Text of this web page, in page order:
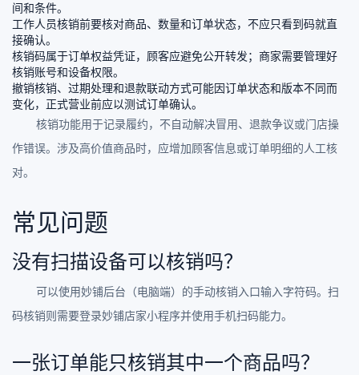
间和条件。
工作人员核销前要核对商品、数量和订单状态，不应只看到码就直
接确认。
核销码属于订单权益凭证，顾客应避免公开转发；商家需要管理好
核销账号和设备权限。
撤销核销、过期处理和退款联动方式可能因订单状态和版本不同而
变化，正式营业前应以测试订单确认。
核销功能用于记录履约，不自动解决冒用、退款争议或门店操
作错误。涉及高价值商品时，应增加顾客信息或订单明细的人工核
对。
常见问题
没有扫描设备可以核销吗？
可以使用妙铺后台（电脑端）的手动核销入口输入字符码。扫
码核销则需要登录妙铺店家小程序并使用手机扫码能力。
一张订单能只核销其中一个商品吗？